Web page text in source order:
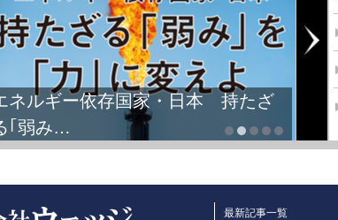
FIFAワールドカップ2026
最新記事一覧